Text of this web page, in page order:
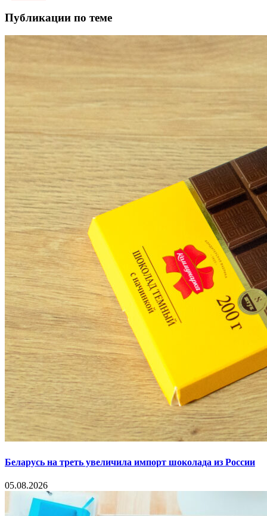
Публикации по теме
Беларусь на треть увеличила импорт шоколада из России
05.08.2026